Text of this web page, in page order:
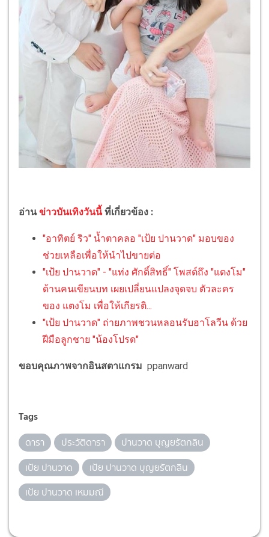
อ่านข่าวบันเทิงวันนี้ ที่เกี่ยวข้อง :
"อาทิตย์ ริว" น้ำตาคลอ "เป้ย ปานวาด" มอบของ
ช่วยเหลือเพื่อให้นำไปขายต่อ
"เป้ย ปานวาด" - "แท่ง ศักดิ์สิทธิ์" โพสต์ถึง "แตงโม"
ด้านคนเขียนบท เผยเปลี่ยนแปลงจุดจบ ตัวละคร
ของ แตงโม เพื่อให้เกียรติ...
"เป้ย ปานวาด" ถ่ายภาพชวนหลอนรับฮาโลวีน ด้วย
ฝีมือลูกชาย "น้องโปรด"
ขอบคุณภาพจากอินสตาแกรม ppanward
Tags
ดารา ประวัติดารา
ปานวาด บุญยรัตกลิน
เป้ย ปานวาด
เป้ย ปานวาด บุญยรัตกลิน
เป้ย ปานวาด เหมมณี